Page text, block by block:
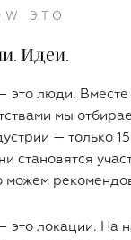
ЭТО
Идеи.
это люди.
мы
— только
становятся
можем
это локации. На